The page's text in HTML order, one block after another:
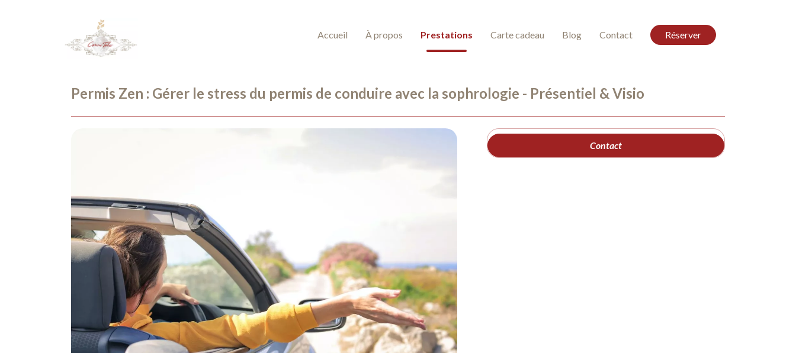
Accueil À propos Prestations Carte cadeau Blog Contact Réserver
Permis Zen : Gérer le stress du permis de conduire avec la sophrologie - Présentiel & Visio
Contact